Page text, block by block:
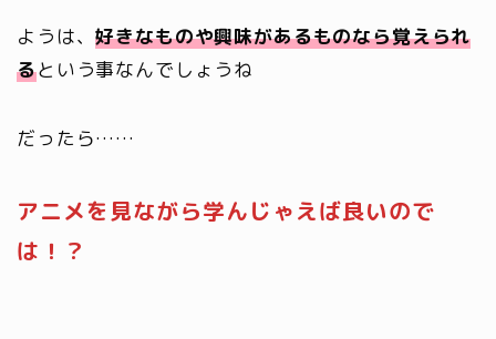
ようは、好きなものや興味があるものなら覚えられ
るという事なんでしょうね
だったら……
アニメを見ながら学んじゃえば良いので
は！？